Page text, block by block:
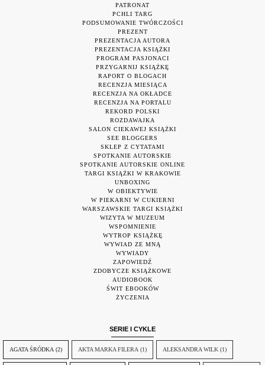
PATRONAT
PCHLI TARG
PODSUMOWANIE TWÓRCZOŚCI
PREZENT
PREZENTACJA AUTORA
PREZENTACJA KSIĄŻKI
PROGRAM PASJONACI
PRZYGARNIJ KSIĄŻKĘ
RAPORT O BLOGACH
RECENZJA MIESIĄCA
RECENZJA NA OKŁADCE
RECENZJA NA PORTALU
REKORD POLSKI
ROZDAWAJKA
SALON CIEKAWEJ KSIĄŻKI
SEE BLOGGERS
SKLEP Z CYTATAMI
SPOTKANIE AUTORSKIE
SPOTKANIE AUTORSKIE ONLINE
TARGI KSIĄŻKI W KRAKOWIE
UNBOXING
W OBIEKTYWIE
W PIEKARNI W CUKIERNI
WARSZAWSKIE TARGI KSIĄŻKI
WIZYTA W MUZEUM
WSPOMNIENIE
WYTROP KSIĄŻKĘ
WYWIAD ZE MNĄ
WYWIADY
ZAPOWIEDŹ
ZDOBYCZE KSIĄŻKOWE
AUDIOBOOK
ŚWIT EBOOKÓW
ŻYCZENIA
SERIE I CYKLE
AGATA ŚRÓDKA (2) AKTA MARKA FILERA (1) ALEKSANDRA WILK (1)